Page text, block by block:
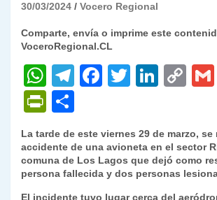
30/03/2024 Vocero Regional
Comparte, envía o imprime este
VoceroRegional.CL
W
h
at
s
A
p
T
gr
a
m
F
e
b
o
T
er
Li
e
dI
n
C
y
Li
n
P
ri
nt
Fr
ie
m
p
ar
La tarde de este viernes 29 de marzo, se
accidente de una avioneta en el sector
comuna de Los Lagos que dejó como
persona fallecida y dos personas
El incidente tuvo lugar cerca del